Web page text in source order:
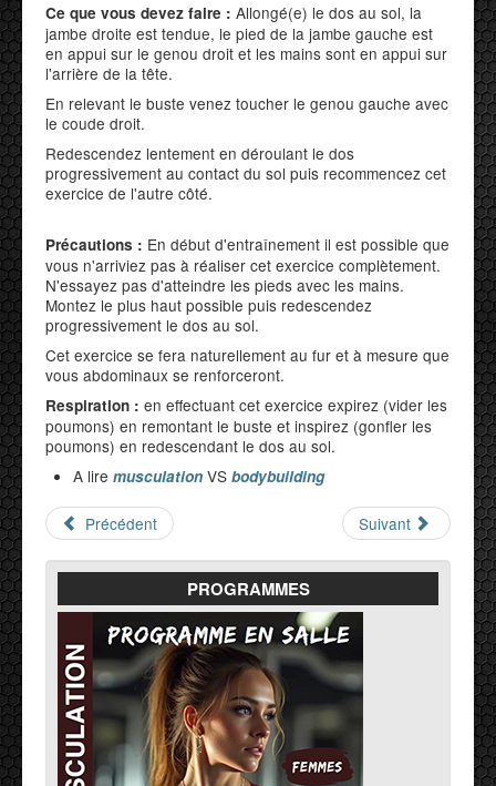
Ce que vous devez faire : Allongé(e) le dos au sol, la
jambe droite est tendue, le pied de la jambe gauche est
en appui sur le genou droit et les mains sont en appui sur
l'arrière de la tête.
En relevant le buste venez toucher le genou gauche avec
le coude droit.
Redescendez lentement en déroulant le dos
progressivement au contact du sol puis recommencez cet
exercice de l'autre côté.
Précautions : En début d'entraînement il est possible que
vous n'arriviez pas à réaliser cet exercice complètement.
N'essayez pas d'atteindre les pieds avec les mains.
Montez le plus haut possible puis redescendez
progressivement le dos au sol.
Cet exercice se fera naturellement au fur et à mesure que
vous abdominaux se renforceront.
Respiration : en effectuant cet exercice expirez (vider les
poumons) en remontant le buste et inspirez (gonfler les
poumons) en redescendant le dos au sol.
A lire musculation VS bodybuilding
Précédent Suivant
PROGRAMMES